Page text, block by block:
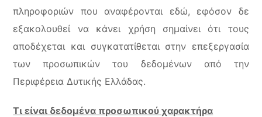
πληροφοριών που αναφέρονται εδώ, εφόσον δε
εξακολουθεί να κάνει χρήση σημαίνει ότι τους
αποδέχεται και συγκατατίθεται στην επεξεργασία
των προσωπικών του δεδομένων από την
Περιφέρεια Δυτικής Ελλάδας.
Τι είναι δεδομένα προσωπικού χαρακτήρα